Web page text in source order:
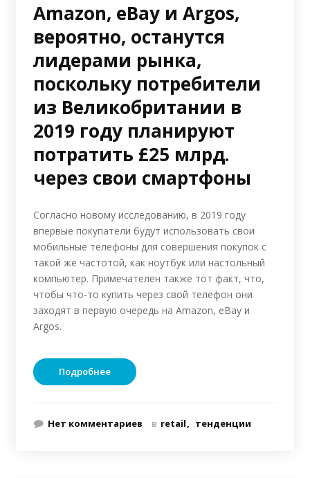
Amazon, eBay и Argos,
вероятно, останутся
лидерами рынка,
поскольку потребители
из Великобритании в
2019 году планируют
потратить £25 млрд.
через свои смартфоны
Согласно новому исследованию, в 2019 году
впервые покупатели будут использовать свои
мобильные телефоны для совершения покупок с
такой же частотой, как ноутбук или настольный
компьютер. Примечателен также тот факт, что,
чтобы что-то купить через свой телефон они
заходят в первую очередь на Amazon, eBay и
Argos.
Подробнее
Нет комментариев в retail тенденции